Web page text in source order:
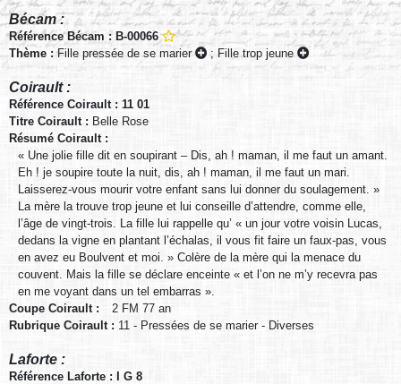
Bécam :
Référence Bécam : B-00066
Thème : Fille pressée de se marier ; Fille trop jeune
Coirault :
Référence Coirault : 11 01
Titre Coirault : Belle Rose
Résumé Coirault :
« Une jolie fille dit en soupirant – Dis, ah ! maman, il me faut un amant.
Eh ! je soupire toute la nuit, dis, ah ! maman, il me faut un mari.
Laisserez-vous mourir votre enfant sans lui donner du soulagement. »
La mère la trouve trop jeune et lui conseille d’attendre, comme elle,
l’âge de vingt-trois. La fille lui rappelle qu’ « un jour votre voisin Lucas,
dedans la vigne en plantant l’échalas, il vous fit faire un faux-pas, vous
en avez eu Boulvent et moi. » Colère de la mère qui la menace du
couvent. Mais la fille se déclare enceinte « et l’on ne m’y recevra pas
en me voyant dans un tel embarras ».
Coupe Coirault :
2 FM 77 an
Rubrique Coirault : 11 - Pressées de se marier - Diverses
Laforte :
Référence Laforte : I G 8